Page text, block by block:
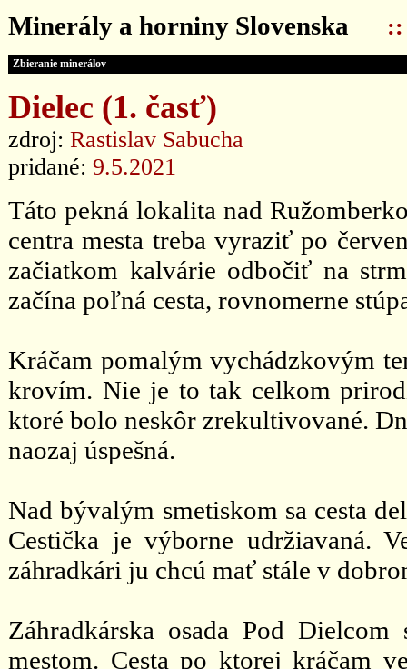
Minerály a horniny Slovenska ::
Zbieranie minerálov
Dielec (1. časť)
zdroj: Rastislav Sabucha
pridané: 9.5.2021
Táto pekná lokalita nad
centra mesta treba vyraziť po
začiatkom kalvárie odbočiť na
začína poľná cesta, rovnomerne
Kráčam pomalým vychádzkovým
krovím. Nie je to tak celkom
ktoré bolo neskôr zrekultivované.
naozaj úspešná.
Nad bývalým smetiskom sa cesta
Cestička je výborne udržiavaná.
záhradkári ju chcú mať stále v
Záhradkárska osada Pod
mestom. Cesta po ktorej kráčam